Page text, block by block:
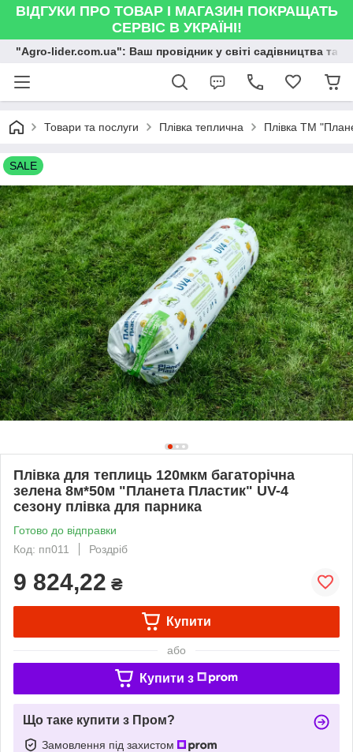
ВІДГУКИ ПРО ТОВАР І МАГАЗИН ПОКРАЩАТЬ
СЕРВІС В УКРАЇНІ!
"Agro-lider.com.ua": Ваш провідник у світі садівництва та
Товари та послуги Плівка теплична Плівка ТМ
SALE
Плівка для теплиць 120мкм багаторічна
зелена 8м*50м "Планета Пластик" UV-4
сезону плівка для парника
Готово до відправки
Код: пп011
Роздріб
9 824,22 ₴
Купити
або
Купити з
Що таке купити з Пром?
Замовлення під захистом